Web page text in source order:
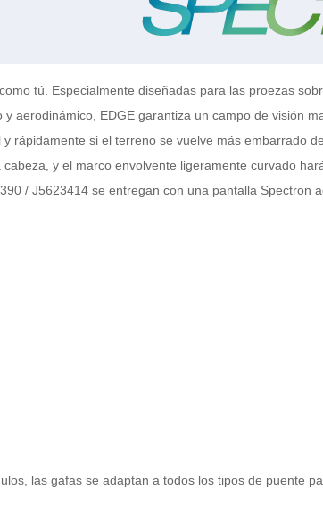
tú. Especialmente diseñadas para las proezas
aerodinámico, EDGE garantiza un campo de visión
rápidamente si el terreno se vuelve más embarrado
y el marco envolvente ligeramente curvado
/ J5623414 se entregan con una pantalla Spectron
las gafas se adaptan a todos los tipos de puente